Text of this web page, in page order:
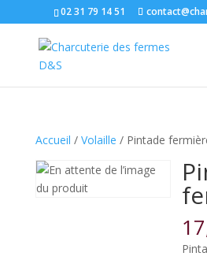
02 31 79 14 51
Accueil / Volaille / Pintade